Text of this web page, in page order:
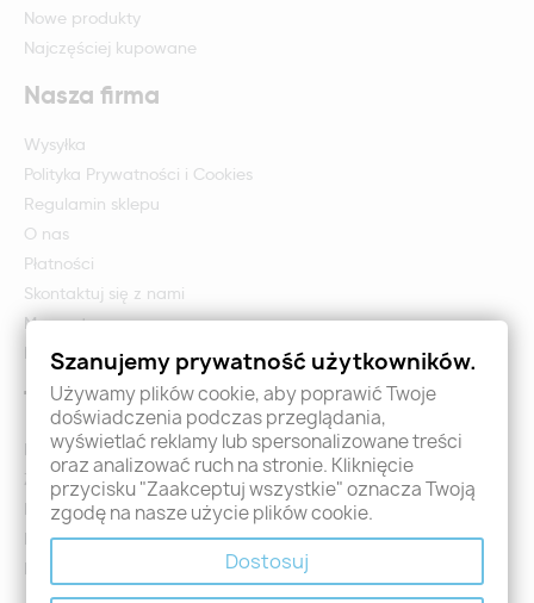
Nowe produkty
Najczęściej kupowane
Nasza firma
Wysyłka
Polityka Prywatności i Cookies
Regulamin sklepu
O nas
Płatności
Skontaktuj się z nami
Mapa strony
Formularz zwrotu i reklamacji
Twoje konto
Logowanie
Załóż konto - Rejestracja
Moje zamówienia
Promocje
Nowości
Szanujemy prywatność użytkowników.
Używamy plików cookie, aby poprawić Twoje
doświadczenia podczas przeglądania,
wyświetlać reklamy lub spersonalizowane treści
oraz analizować ruch na stronie. Kliknięcie
przycisku "Zaakceptuj wszystkie" oznacza Twoją
zgodę na nasze użycie plików cookie.
Dostosuj